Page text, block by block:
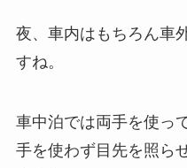
夜、車内はもちろん車
すね。
車中泊では両手を使っ
手を使わず目先を照ら